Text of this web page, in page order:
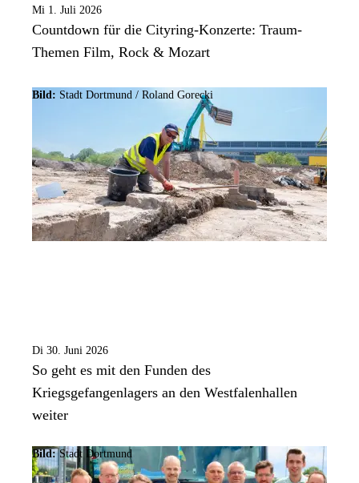
Mi 1. Juli 2026
Countdown für die Cityring-Konzerte: Traum-
Themen Film, Rock & Mozart
Bild: Stadt Dortmund / Roland Gorecki
Di 30. Juni 2026
So geht es mit den Funden des
Kriegsgefangenlagers an den Westfalenhallen
weiter
Bild:Stadt Dortmund